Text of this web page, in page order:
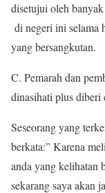
disetujui oleh
di negeri ini selama
yang bersangkutan.
C. Pemarah dan
dinasihati plus diberi
Seseorang yang
berkata:” Karena
anda yang kelihatan
sekarang saya akan